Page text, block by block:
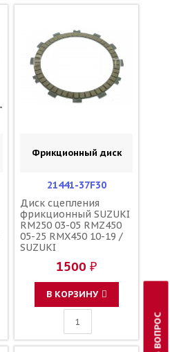
Фрикционный диск
21441-37F30
Диск сцепления
фрикционный SUZUKI
RM250 03-05 RMZ450
05-25 RMX450 10-19 /
SUZUKI
1500 ₽
В КОРЗИНУ